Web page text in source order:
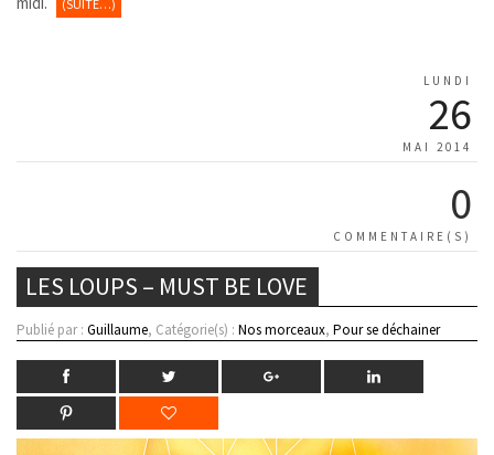
(SUITE…)
LUNDI
26
MAI 2014
0
COMMENTAIRE(S)
LES LOUPS – MUST BE LOVE
Publié par : Guillaume, Catégorie(s) : Nos morceaux, Pour se déchainer